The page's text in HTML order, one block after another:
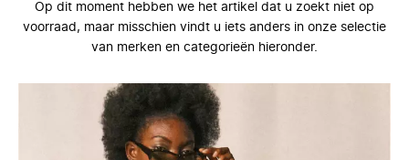
Op dit moment hebben we het artikel dat u zoekt niet op
voorraad, maar misschien vindt u iets anders in onze selectie
van merken en categorieën hieronder.